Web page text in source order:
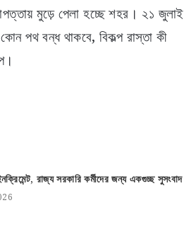
মুড়ে পেলা হচ্ছে শহর। ২১ জুলাই
পথ বন্ধ থাকবে, বিকল্প রাস্তা কী
রাজ্য সরকারি কর্মীদের জন্য একগুচ্ছ সুসংবাদ